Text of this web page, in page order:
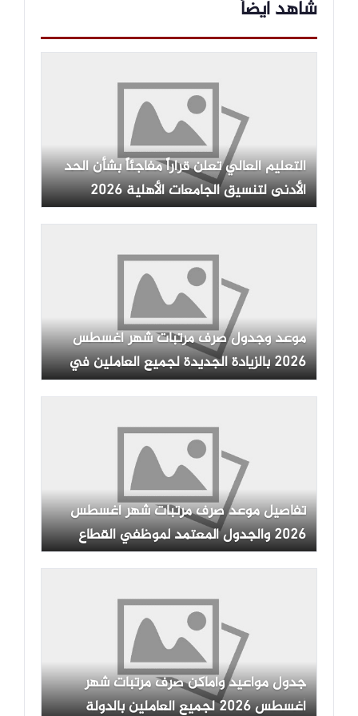
شاهد ايضاً
التعليم العالي تعلن قراراً مفاجئاً بشأن الحد
الأدنى لتنسيق الجامعات الأهلية 2026
موعد وجدول صرف مرتبات شهر أغسطس
2026 بالزيادة الجديدة لجميع العاملين في
الدولة
تفاصيل موعد صرف مرتبات شهر أغسطس
2026 والجدول المعتمد لموظفي القطاع
الحكومي
جدول مواعيد وأماكن صرف مرتبات شهر
أغسطس 2026 لجميع العاملين بالدولة